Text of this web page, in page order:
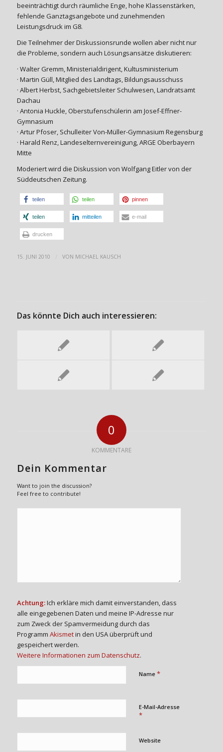
beeinträchtigt durch räumliche Enge, hohe Klassenstärken,
fehlende Ganztagsangebote und zunehmenden
Leistungsdruck im G8.
Die Teilnehmer der Diskussionsrunde wollen aber nicht nur
die Probleme, sondern auch Lösungsansätze diskutieren:
· Walter Gremm, Ministerialdirigent, Kultusministerium
· Martin Güll, Mitglied des Landtags, Bildungsausschuss
· Albert Herbst, Sachgebietsleiter Schulwesen, Landratsamt
Dachau
· Antonia Huckle, Oberstufenschülerin am Josef-Effner-
Gymnasium
· Artur Pfoser, Schulleiter Von-Müller-Gymnasium Regensburg
· Harald Renz, Landeselternvereinigung, ARGE Oberbayern
Mitte
Moderiert wird die Diskussion von Wolfgang Eitler von der
Süddeutschen Zeitung.
teilen teilen pinnen
teilen mitteilen e-mail
drucken
15. JUNI 2010 VON MICHAEL KAUSCH
Das könnte Dich auch interessieren:
0
KOMMENTARE
Dein Kommentar
Want to join the discussion?
Feel free to contribute!
Achtung:Ich erkläre mich damit einverstanden, dass
alle eingegebenen Daten und meine IP-Adresse nur
zum Zweck der Spamvermeidung durch das
Programm Akismetin den USA überprüft und
gespeichert werden.
Weitere Informationen zum Datenschutz.
Name *
E-Mail-Adresse
*
Website